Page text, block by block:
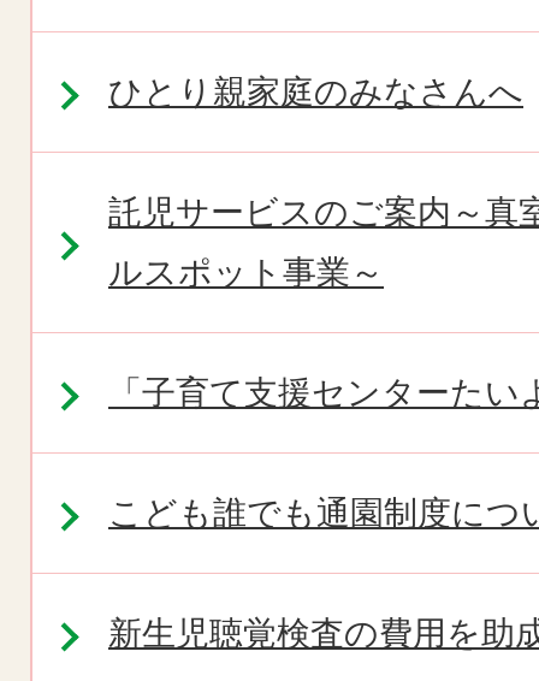
ひとり親家庭のみなさんへ
託児サービスのご案内～真
ルスポット事業～
「子育て支援センターた
こども誰でも通園制度につ
新生児聴覚検査の費用を助